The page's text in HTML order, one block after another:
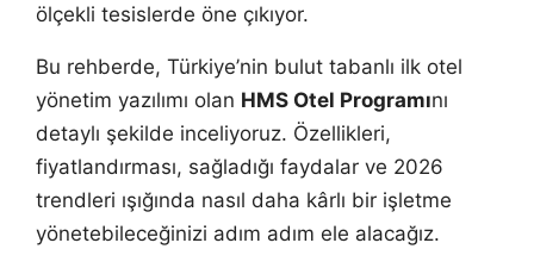
ölçekli tesislerde öne çıkıyor.
Bu rehberde, Türkiye’nin bulut tabanlı ilk otel
yönetim yazılımı olan HMS Otel Programını
detaylı şekilde inceliyoruz. Özellikleri,
fiyatlandırması, sağladığı faydalar ve 2026
trendleri ışığında nasıl daha kârlı bir işletme
yönetebileceğinizi adım adım ele alacağız.